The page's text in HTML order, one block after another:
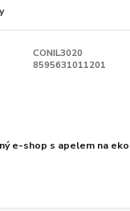
CONIL3020
8595631011201
e-shop s apelem na